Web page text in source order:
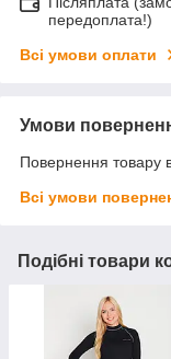
передоплата!)
Всі умови оплати
Умови
Повернення товару
Всі умови
Подібні товари